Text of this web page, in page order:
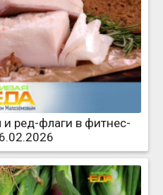
ред-флаги в фитнес-